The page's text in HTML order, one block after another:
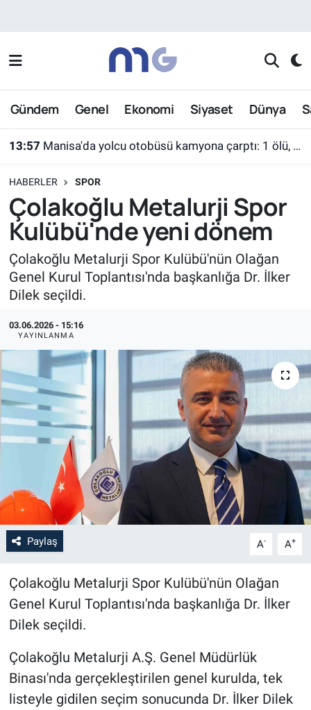
Gündem Genel Ekonomi Siyaset Dünya
13:57 Manisa'da yolcu otobüsü kamyona çarptı: 1 ölü, 7 yaralı
HABERLER SPOR
Çolakoğlu Metalurji Spor
Kulübü'nde yeni dönem
Çolakoğlu Metalurji Spor Kulübü'nün Olağan
Genel Kurul Toplantısı'nda başkanlığa Dr. İlker
Dilek seçildi.
03.06.2026 - 15:16
YAYINLANMA
Paylaş A- A+
Çolakoğlu Metalurji Spor Kulübü'nün Olağan
Genel Kurul Toplantısı'nda başkanlığa Dr. İlker
Dilek seçildi.
Çolakoğlu Metalurji A.Ş. Genel Müdürlük
Binası'nda gerçekleştirilen genel kurulda, tek
listeyle gidilen seçim sonucunda Dr. İlker Dilek
Nöbetçi Eczaneler
Hava Durumu
Süper Lig Puan Durumu ve Fikstür
Tüm Manşetler
Son Dakika Haberleri
Haber Arşivi